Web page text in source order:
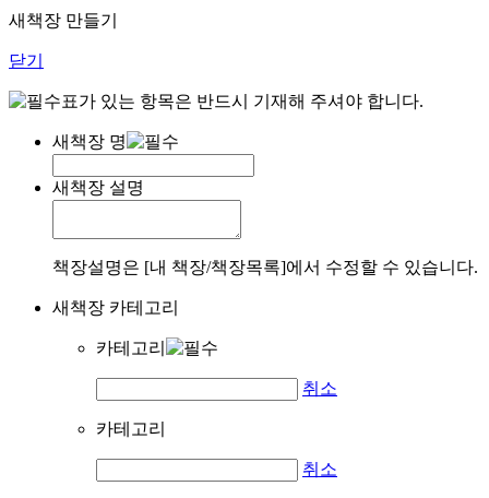
새책장 만들기
닫기
표가 있는 항목은 반드시 기재해 주셔야 합니다.
새책장 명
새책장 설명
책장설명은 [내 책장/책장목록]에서 수정할 수 있습니다.
새책장 카테고리
카테고리
취소
카테고리
취소